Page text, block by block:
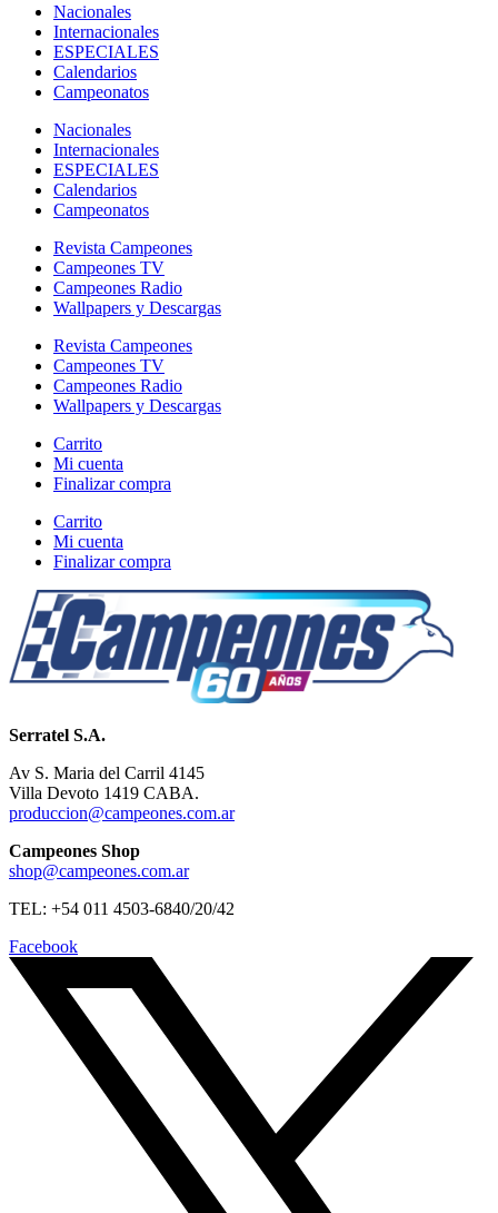
Nacionales
Internacionales
ESPECIALES
Calendarios
Campeonatos
Nacionales
Internacionales
ESPECIALES
Calendarios
Campeonatos
Revista Campeones
Campeones TV
Campeones Radio
Wallpapers y Descargas
Revista Campeones
Campeones TV
Campeones Radio
Wallpapers y Descargas
Carrito
Mi cuenta
Finalizar compra
Carrito
Mi cuenta
Finalizar compra
Serratel S.A.
Av S. Maria del Carril 4145
Villa Devoto 1419 CABA.
produccion@campeones.com.ar
Campeones Shop
shop@campeones.com.ar
TEL: +54 011 4503-6840/20/42
Facebook